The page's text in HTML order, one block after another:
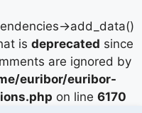
>add_data()
is deprecated since
are ignored by
euribor/euribor-
on line 6170